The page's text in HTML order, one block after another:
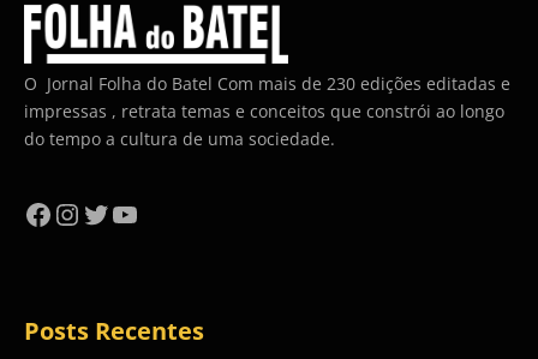
O Jornal Folha do Batel Com mais de 230 edições editadas e
impressas , retrata temas e conceitos que constrói ao longo
do tempo a cultura de uma sociedade.
Facebook
Instagram
Twitter
YouTube
Posts Recentes